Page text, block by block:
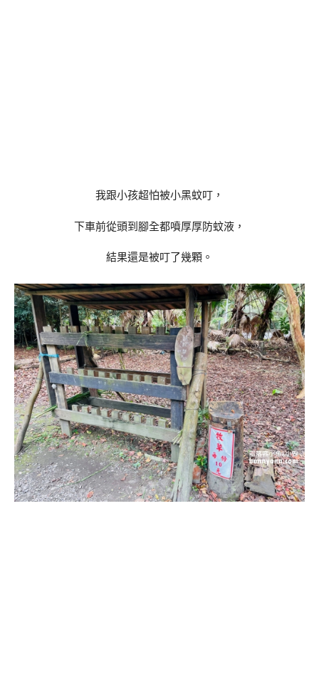
我跟小孩超怕被小黑蚊叮，
下車前從頭到腳全都噴厚厚防蚊液，
結果還是被叮了幾顆。